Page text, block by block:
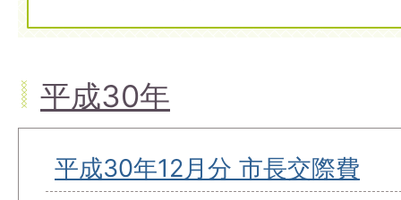
平成30年
平成30年12月分 市長交際費